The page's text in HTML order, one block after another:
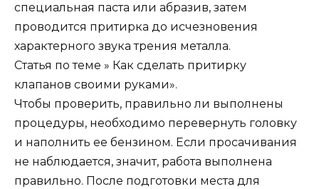
специальная паста или абразив, затем
проводится притирка до исчезновения
характерного звука трения металла.
Статья по теме » Как сделать притирку
клапанов своими руками».
Чтобы проверить, правильно ли выполнены
процедуры, необходимо перевернуть головку
и наполнить ее бензином. Если просачивания
не наблюдается, значит, работа выполнена
правильно. После подготовки места для